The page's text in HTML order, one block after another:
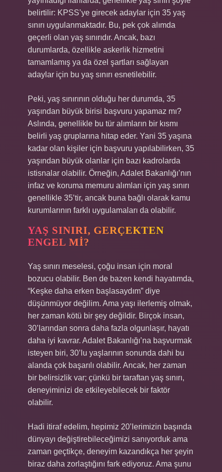
belirtilir: KPSS’ye girecek adaylar için 35 yaş
sınırı uygulanmaktadır. Bu, pek çok alımda
geçerli olan yaş sınırıdır. Ancak, bazı
durumlarda, özellikle askerlik hizmetini
tamamlamış ya da özel şartları sağlayan
adaylar için bu yaş sınırı esnetilebilir.
Peki, yaş sınırının olduğu her durumda, 35
yaşından büyük birisi başvuru yapamaz mı?
Aslında, genellikle bu tür alımların bir kısmı
belirli yaş gruplarına hitap eder. Yani 35 yaşına
kadar olan kişiler için başvuru yapılabilirken, 35
yaşından büyük olanlar için bazı kadrolarda
istisnalar olabilir. Örneğin, Adalet Bakanlığı’nın
infaz ve koruma memuru alımları için yaş sınırı
genellikle 35’tir, ancak buna bağlı olarak kamu
kurumlarının farklı uygulamaları da olabilir.
YAŞ SINIRI, GERÇEKTEN
ENGEL MI?
Yaş sınırı meselesi, çoğu insan için moral
bozucu olabilir. Ben de bazen kendi hayatımda,
“Keşke daha erken başlasaydım” diye
düşünmüyor değilim. Ama yaşı ilerlemiş olmak,
her zaman kötü bir şey değildir. Birçok insan,
30’larından sonra daha fazla olgunlaşır, hayatı
daha iyi kavrar. Adalet Bakanlığı’na başvurmak
isteyen biri, 30’lu yaşlarının sonunda dahi bu
alanda çok başarılı olabilir. Ancak, her zaman
bir belirsizlik var; çünkü bir taraftan yaş sınırı,
deneyiminizi de etkileyebilecek bir faktör
olabilir.
Hadi itiraf edelim, hepimiz 20’lerimizin başında
dünyayı değiştirebileceğimizi sanıyorduk ama
zaman geçtikçe, deneyim kazandıkça her şeyin
biraz daha zorlaştığını fark ediyoruz. Ama şunu